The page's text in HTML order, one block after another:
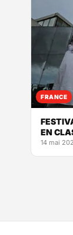
FRANCE
EN
14 mai